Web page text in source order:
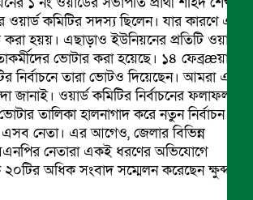
ওয়ার্ড কমিটির সদস্য ছিলেন। যার কারণে এই
হয়য়। এছাড়াও ইউনিয়নের প্রতিটি ওয়ার্ডে
ভোটার করা হয়েছে। ১৪ ফেব্রæয়ারি
নির্বাচনে তারা ভোটও দিয়েছেন। আমরা এই
জানাই। ওয়ার্ড কমিটির নির্বাচনের ফলাফল
তালিকা হালনাগাদ করে নতুন নির্বাচন
এসব নেতা। এর আগেও, জেলার বিভিন্ন
নেতারা একই ধরণের অভিযোগে
২০টির অধিক সংবাদ সম্মেলন করেছেন ক্ষুব্দ